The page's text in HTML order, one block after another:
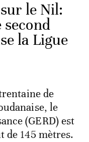
le Nil:
second
la Ligue
de
le
(GERD) est
de 145 mètres.